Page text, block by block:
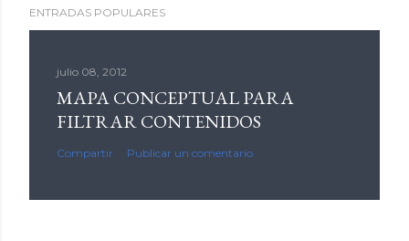
ENTRADAS POPULARES
julio 08, 2012
MAPA CONCEPTUAL PARA
FILTRAR CONTENIDOS
Compartir Publicar un comentario